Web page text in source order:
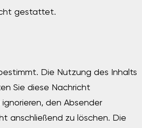
gestattet.
Die Nutzung des Inhalts
Sie diese Nachricht
den Absender
anschließend zu löschen. Die